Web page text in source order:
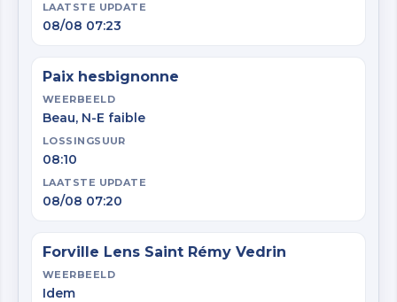
LAATSTE UPDATE
08/08 07:23
Paix hesbignonne
WEERBEELD
Beau, N-E faible
LOSSINGSUUR
08:10
LAATSTE UPDATE
08/08 07:20
Forville Lens Saint Rémy Vedrin
WEERBEELD
Idem